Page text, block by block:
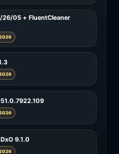
26/05 + FluentCleaner
9.1.0